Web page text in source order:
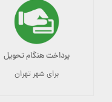
پرداخت هنگام تحویل
برای شهر تهران